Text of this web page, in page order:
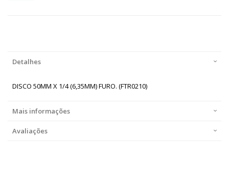
Detalhes
DISCO 50MM X 1/4 (6,35MM) FURO. (FTR0210)
Mais informações
Avaliações